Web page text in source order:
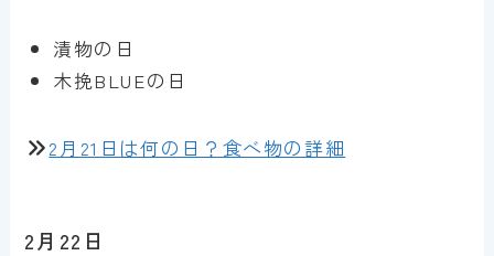
漬物の日
木挽BLUEの日
2月21日は何の日？食べ物の詳細
2月22日